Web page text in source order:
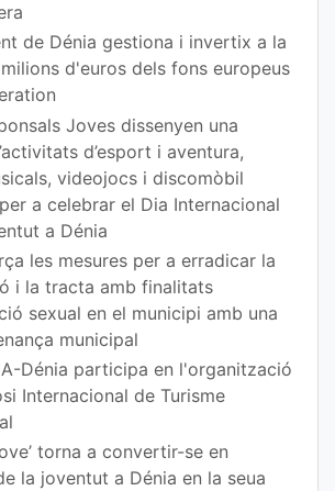
de Dénia gestiona i invertix a la
d'euros dels fons europeus
Joves dissenyen una
d’esport i aventura,
videojocs i discomòbil
a celebrar el Dia Internacional
a Dénia
les mesures per a erradicar la
i la tracta amb finalitats
sexual en el municipi amb una
municipal
Dénia participa en l'organització
Internacional de Turisme
torna a convertir-se en
la joventut a Dénia en la seua